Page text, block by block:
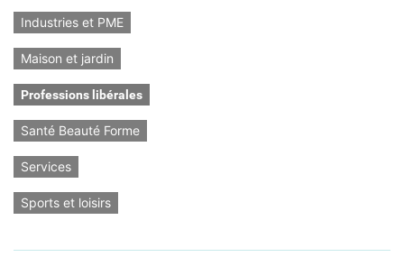
Industries et PME
Maison et jardin
Professions libérales
Santé Beauté Forme
Services
Sports et loisirs